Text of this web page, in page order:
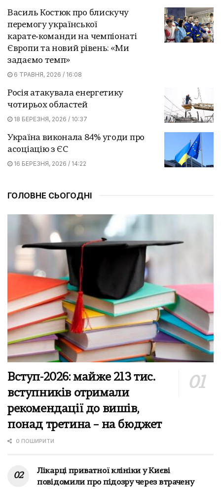
Василь Костюк про блискучу
перемогу української
карате‑команди на чемпіонаті
Європи та новий рівень: «Ми
задаємо темп»
6 ТРАВНЯ, 2026 / 16:08
Росія атакувала енергетику
чотирьох областей
18 БЕРЕЗНЯ, 2026 / 10:37
Україна виконала 84% угоди про
асоціацію з ЄС
16 БЕРЕЗНЯ, 2026 / 14:22
ГОЛОВНЕ СЬОГОДНІ
Вступ-2026: майже 213 тис.
вступників отримали
рекомендації до вишів,
понад третина – на бюджет
0 ПОШИРИТИ
Лікарці приватної клініки у Києві
повідомили про підозру через втрачену